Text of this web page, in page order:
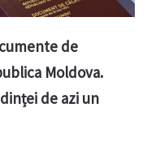
de
Moldova.
de azi un